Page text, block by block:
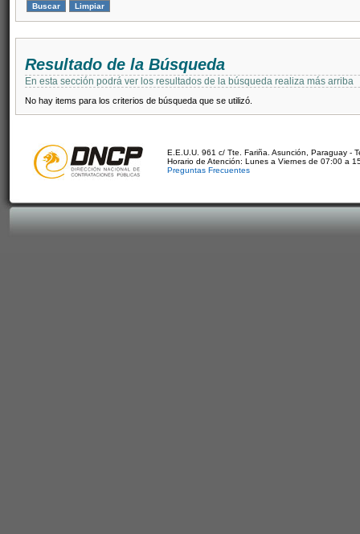
Resultado de la Búsqueda
En esta sección podrá ver los resultados de la búsqueda realiza más arriba
No hay items para los criterios de búsqueda que se utilizó.
E.E.U.U. 961 c/ Tte. Fariña. Asunción, Paraguay -
Horario de Atención: Lunes a Viernes de 07:00 a
Preguntas Frecuentes